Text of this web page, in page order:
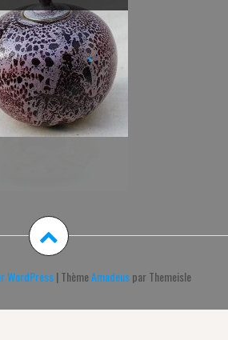
>
WordPress|ThèmeAmadeuspar Themeisle